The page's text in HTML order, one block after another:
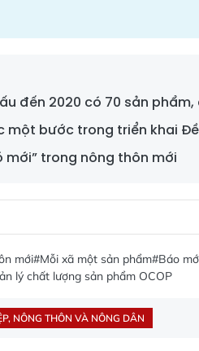
đến 2020 có 70 sản
một bước trong triển khai Đề
mới” trong nông thôn mới
mới#Mỗi xã một sản phẩm#Báo
lý chất lượng sản phẩm OCOP
NÔNG THÔN VÀ NÔNG DÂN